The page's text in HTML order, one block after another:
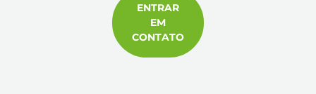
ENTRAR
EM
CONTATO